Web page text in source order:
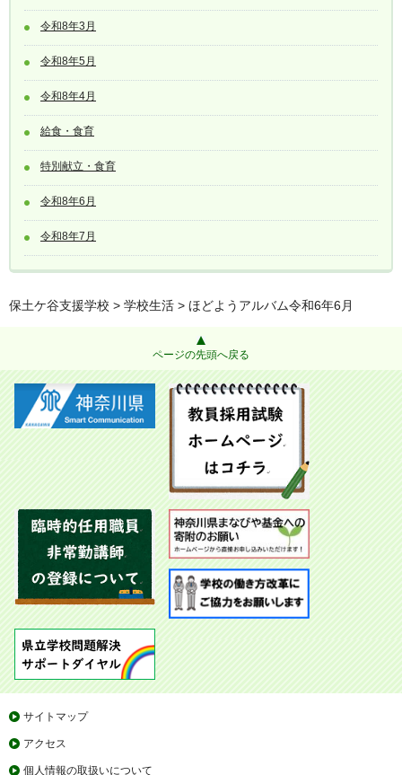
令和8年3月
令和8年5月
令和8年4月
給食・食育
特別献立・食育
令和8年6月
令和8年7月
保土ケ谷支援学校 > 学校生活 > ほどようアルバム令和6年6月
ページの先頭へ戻る
サイトマップ
アクセス
個人情報の取扱いについて